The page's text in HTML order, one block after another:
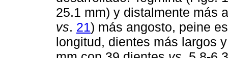
25.1 mm) y distalmente más
vs. 21) más angosto, peine
longitud, dientes más largos